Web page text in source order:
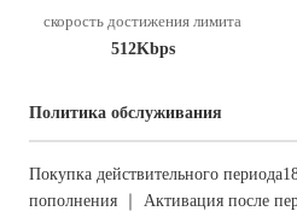
скорость достижения лимита
512Kbps
Политика обслуживания
Покупка действительного
пополнения ｜ Активация после